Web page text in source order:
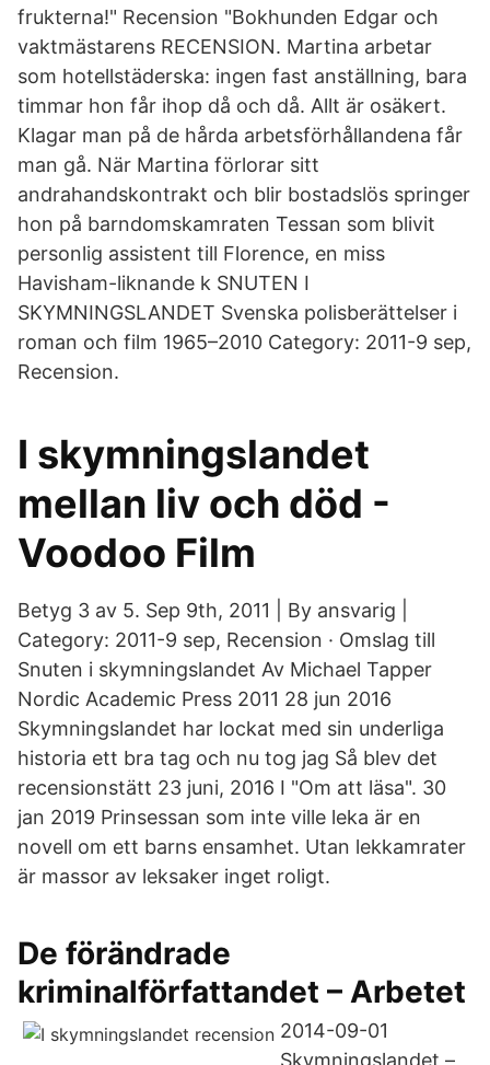
frukterna!" Recension "Bokhunden Edgar och
vaktmästarens RECENSION. Martina arbetar
som hotellstäderska: ingen fast anställning, bara
timmar hon får ihop då och då. Allt är osäkert.
Klagar man på de hårda arbetsförhållandena får
man gå. När Martina förlorar sitt
andrahandskontrakt och blir bostadslös springer
hon på barndomskamraten Tessan som blivit
personlig assistent till Florence, en miss
Havisham-liknande k SNUTEN I
SKYMNINGSLANDET Svenska polisberättelser i
roman och film 1965–2010 Category: 2011-9 sep,
Recension.
I skymningslandet
mellan liv och död -
Voodoo Film
Betyg 3 av 5. Sep 9th, 2011 | By ansvarig |
Category: 2011-9 sep, Recension · Omslag till
Snuten i skymningslandet Av Michael Tapper
Nordic Academic Press 2011 28 jun 2016
Skymningslandet har lockat med sin underliga
historia ett bra tag och nu tog jag Så blev det
recensionstätt 23 juni, 2016 I "Om att läsa". 30
jan 2019 Prinsessan som inte ville leka är en
novell om ett barns ensamhet. Utan lekkamrater
är massor av leksaker inget roligt.
De förändrade
kriminalförfattandet – Arbetet
2014-09-01
Skymningslandet –